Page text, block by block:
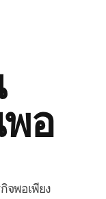
อ
จพอเพียง